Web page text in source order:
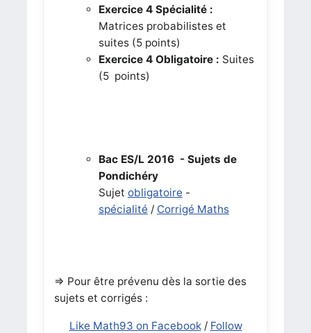
Exercice 4 Spécialité :
Matrices probabilistes et
suites (5 points)
Exercice 4 Obligatoire : Suites
(5 points)
Bac ES/L 2016 - Sujets de
Pondichéry
Sujet obligatoire -
spécialité / Corrigé Maths
=> Pour être prévenu dès la sortie des
sujets et corrigés :
Like Math93 on Facebook/ Follow